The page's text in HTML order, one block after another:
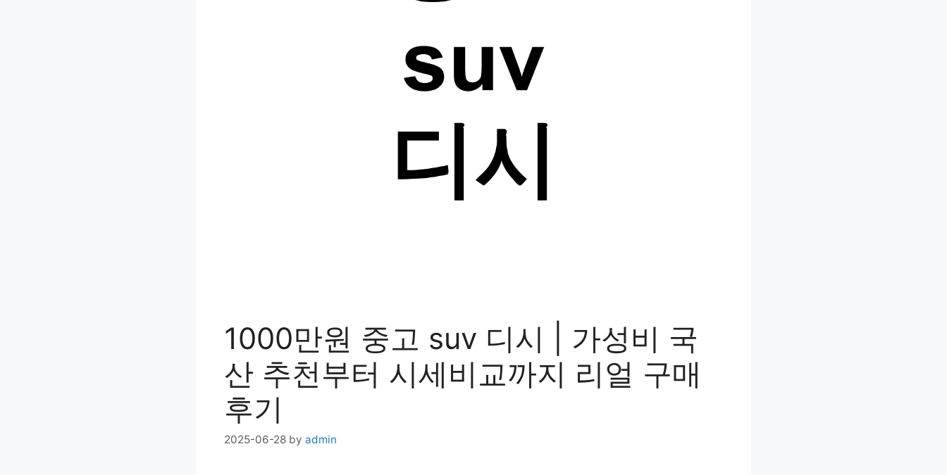
1000만원 중고 suv 디시 | 가성비 국
산 추천부터 시세비교까지 리얼 구매
후기
2025-06-28 by admin